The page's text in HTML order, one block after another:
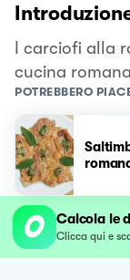
I carciofi alla
cucina romana
POTREBBERO
Calcola le
Clicca qui e